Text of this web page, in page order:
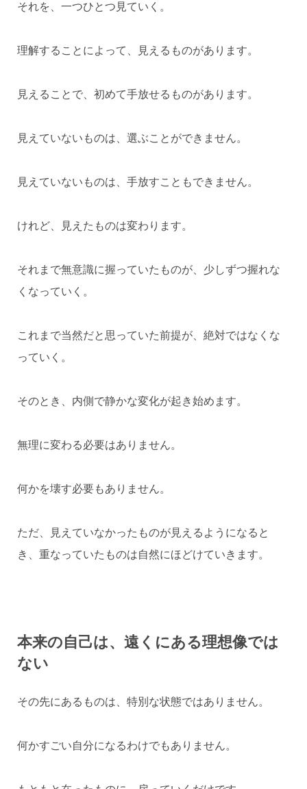
それを、一つひとつ見ていく。
理解することによって、見えるものがあります。
見えることで、初めて手放せるものがあります。
見えていないものは、選ぶことができません。
見えていないものは、手放すこともできません。
けれど、見えたものは変わります。
それまで無意識に握っていたものが、少しずつ握れな
くなっていく。
これまで当然だと思っていた前提が、絶対ではなくな
っていく。
そのとき、内側で静かな変化が起き始めます。
無理に変わる必要はありません。
何かを壊す必要もありません。
ただ、見えていなかったものが見えるようになると
き、重なっていたものは自然にほどけていきます。
本来の自己は、遠くにある理想像では
ない
その先にあるものは、特別な状態ではありません。
何かすごい自分になるわけでもありません。